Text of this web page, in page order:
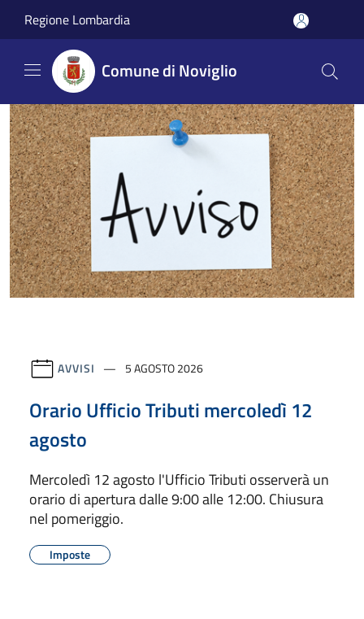
Regione Lombardia
Comune di Noviglio
AVVISI 5 AGOSTO 2026
Orario Ufficio Tributi mercoledì 12
agosto
Mercoledì 12 agosto l'Ufficio Tributi osserverà un
orario di apertura dalle 9:00 alle 12:00. Chiusura
nel pomeriggio.
Imposte